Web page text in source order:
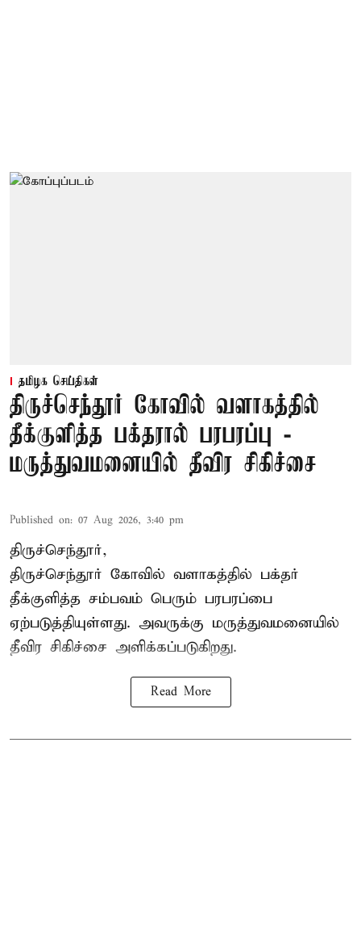
தமிழக செய்திகள்
திருச்செந்தூர் கோவில் வளாகத்தில்
தீக்குளித்த பக்தரால் பரபரப்பு -
மருத்துவமனையில் தீவிர சிகிச்சை
Published on: 07 Aug 2026, 3:40 pm
திருச்செந்தூர்,
திருச்செந்தூர் கோவில் வளாகத்தில் பக்தர்
தீக்குளித்த சம்பவம் பெரும் பரபரப்பை
ஏற்படுத்தியுள்ளது. அவருக்கு மருத்துவமனையில்
தீவிர சிகிச்சை அளிக்கப்படுகிறது.
Read More